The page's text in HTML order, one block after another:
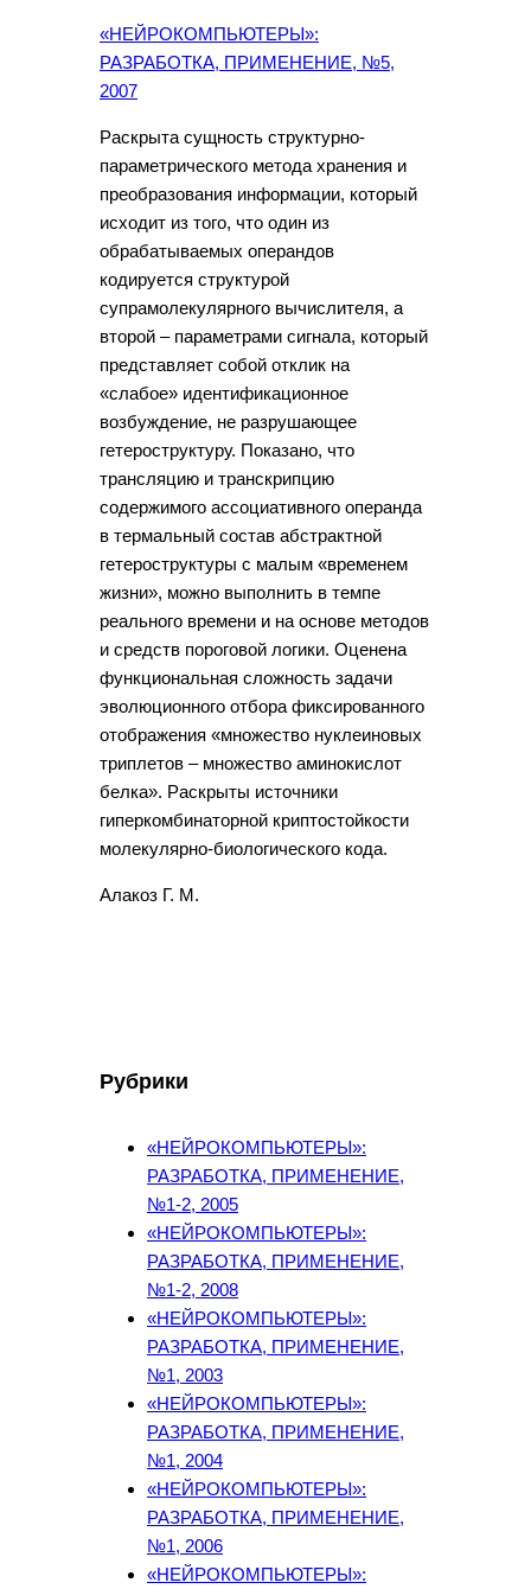
«НЕЙРОКОМПЬЮТЕРЫ»:
РАЗРАБОТКА, ПРИМЕНЕНИЕ, №5,
2007
Раскрыта сущность структурно-
параметрического метода хранения и
преобразования информации, который
исходит из того, что один из
обрабатываемых операндов
кодируется структурой
супрамолекулярного вычислителя, а
второй – параметрами сигнала, который
представляет собой отклик на
«слабое» идентификационное
возбуждение, не разрушающее
гетероструктуру. Показано, что
трансляцию и транскрипцию
содержимого ассоциативного операнда
в термальный состав абстрактной
гетероструктуры с малым «временем
жизни», можно выполнить в темпе
реального времени и на основе методов
и средств пороговой логики. Оценена
функциональная сложность задачи
эволюционного отбора фиксированного
отображения «множество нуклеиновых
триплетов – множество аминокислот
белка». Раскрыты источники
гиперкомбинаторной криптостойкости
молекулярно-биологического кода.
Алакоз Г. М.
Рубрики
«НЕЙРОКОМПЬЮТЕРЫ»:
РАЗРАБОТКА, ПРИМЕНЕНИЕ,
№1-2, 2005
«НЕЙРОКОМПЬЮТЕРЫ»:
РАЗРАБОТКА, ПРИМЕНЕНИЕ,
№1-2, 2008
«НЕЙРОКОМПЬЮТЕРЫ»:
РАЗРАБОТКА, ПРИМЕНЕНИЕ,
№1, 2003
«НЕЙРОКОМПЬЮТЕРЫ»:
РАЗРАБОТКА, ПРИМЕНЕНИЕ,
№1, 2004
«НЕЙРОКОМПЬЮТЕРЫ»:
РАЗРАБОТКА, ПРИМЕНЕНИЕ,
№1, 2006
«НЕЙРОКОМПЬЮТЕРЫ»: